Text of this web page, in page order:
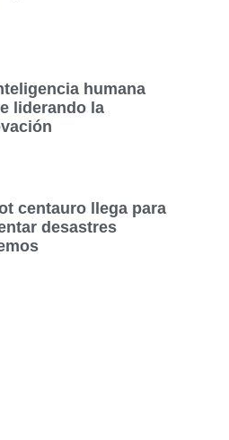
humana
liderando la
centauro llega para
desastres